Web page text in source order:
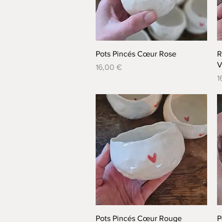
Aperçu rapide
Pots Pincés Cœur Rose
Prix
16,00 €
Aperçu rapide
Pots Pincés Cœur Rouge